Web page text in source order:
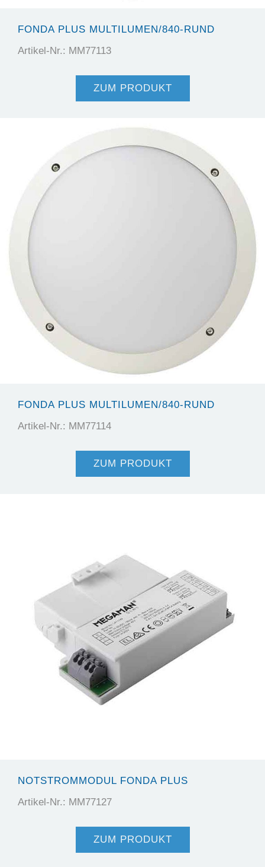
FONDA PLUS MULTILUMEN/840-RUND
Artikel-Nr.: MM77113
ZUM PRODUKT
FONDA PLUS MULTILUMEN/840-RUND
Artikel-Nr.: MM77114
ZUM PRODUKT
NOTSTROMMODUL FONDA PLUS
Artikel-Nr.: MM77127
ZUM PRODUKT